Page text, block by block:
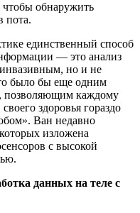
чтобы обнаружить
пота.
единственный способ
— это анализ
инвазивным, но и не
было бы еще одним
позволяющим каждому
здоровья гораздо
Ван недавно
изложена
с высокой
данных на теле с